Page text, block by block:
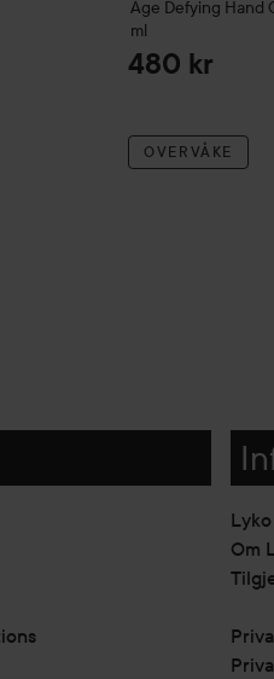
Age Defying Hand
ml
480 kr
OVERVÅKE
Om